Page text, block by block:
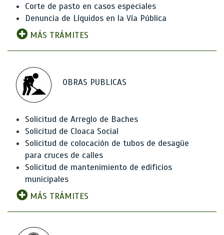
Corte de pasto en casos especiales
Denuncia de Líquidos en la Vía Pública
MÁS TRÁMITES
OBRAS PUBLICAS
Solicitud de Arreglo de Baches
Solicitud de Cloaca Social
Solicitud de colocación de tubos de desagüe
para cruces de calles
Solicitud de mantenimiento de edificios
municipales
MÁS TRÁMITES